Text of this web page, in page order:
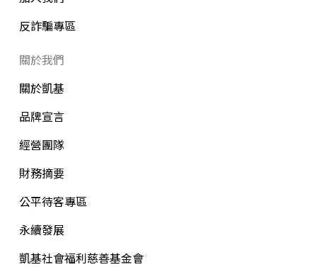
反詐騙專區
關於我們
關於凱基
品牌宣言
經營團隊
財務摘要
公平待客專區
永續發展
凱基社會福利慈善基金會